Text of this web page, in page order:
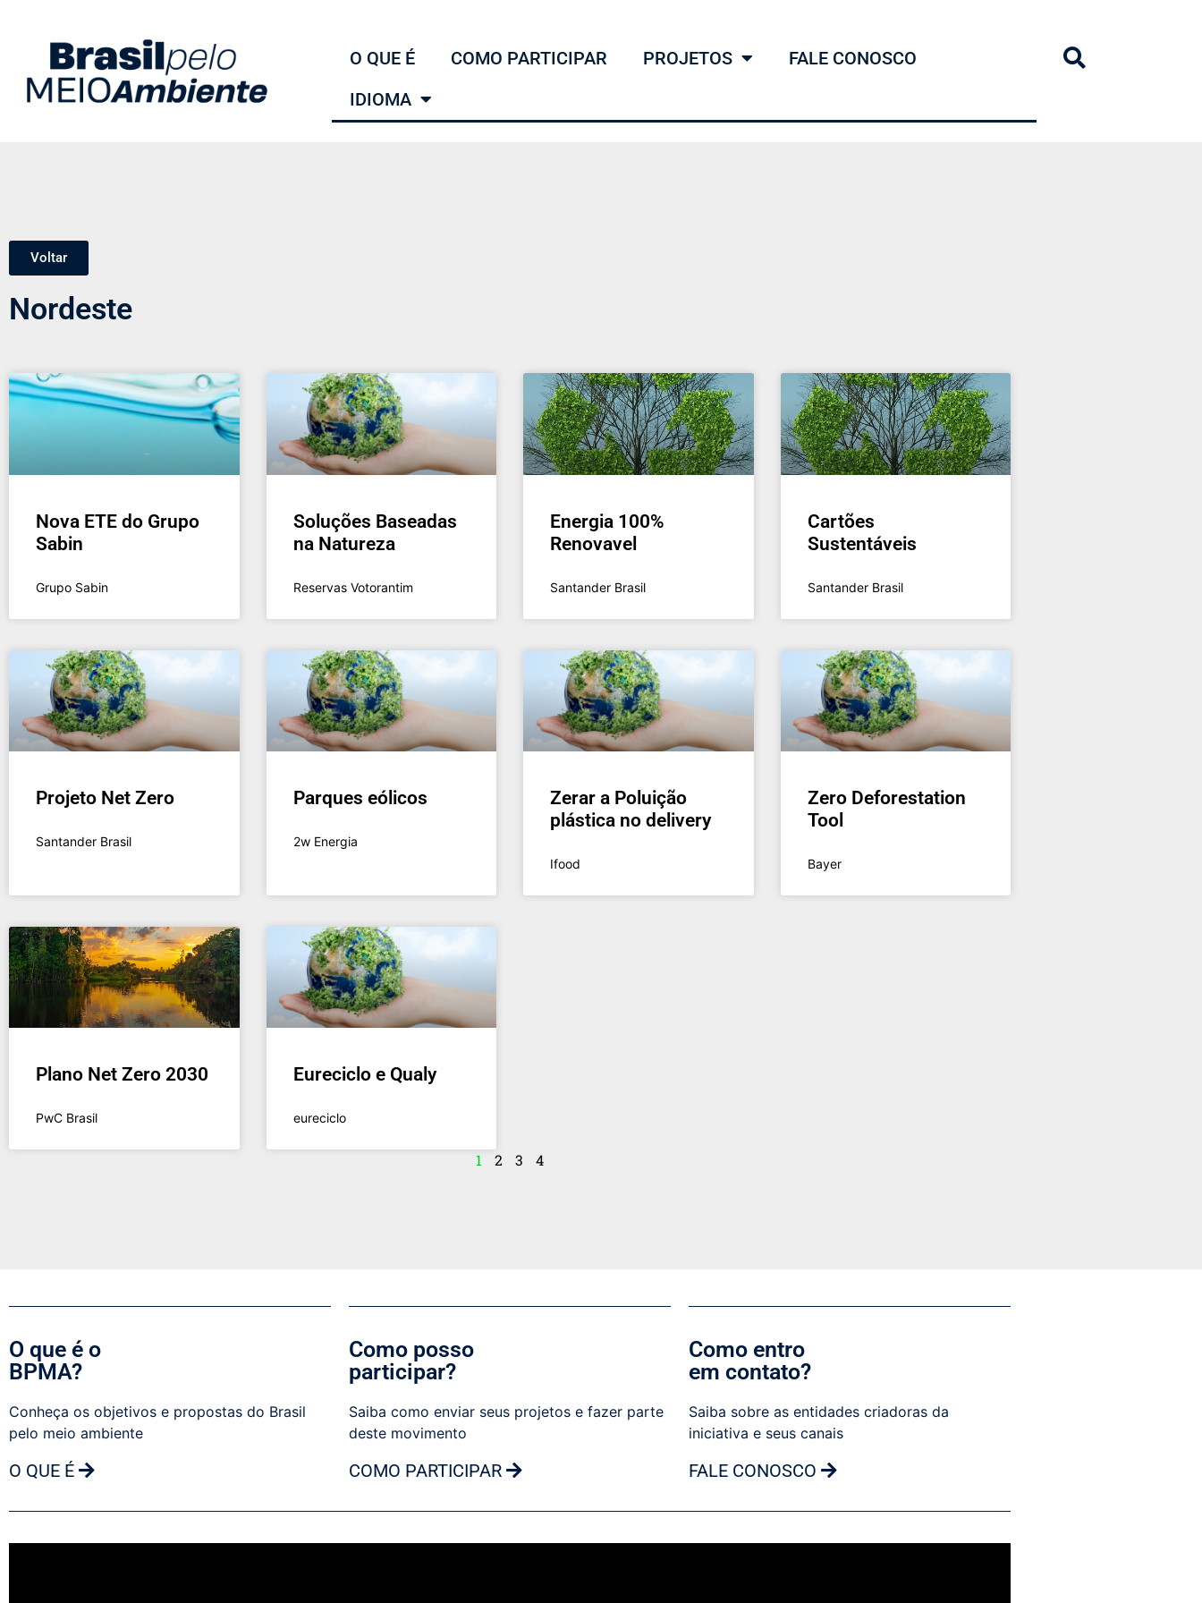
O QUE É COMO PARTICIPAR PROJETOS
FALE CONOSCO
IDIOMA
Voltar
Nordeste
Nova ETE do Grupo
Sabin
Grupo Sabin
Soluções Baseadas
na Natureza
Reservas Votorantim
Energia 100%
Renovavel
Santander Brasil
Cartões
Sustentáveis
Santander Brasil
Projeto Net Zero
Santander Brasil
Parques eólicos
2w Energia
Zerar a Poluição
plástica no delivery
Ifood
Zero Deforestation
Tool
Bayer
Plano Net Zero 2030
PwC Brasil
Eureciclo e Qualy
eureciclo
1 2 3 4
O que é o
BPMA?
Conheça os objetivos e propostas do Brasil
pelo meio ambiente
O QUE É
Como posso
participar?
Saiba como enviar seus projetos e fazer parte
deste movimento
COMO PARTICIPAR
Como entro
em contato?
Saiba sobre as entidades criadoras da
iniciativa e seus canais
FALE CONOSCO